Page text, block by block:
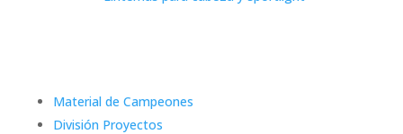
Material de Campeones
División Proyectos